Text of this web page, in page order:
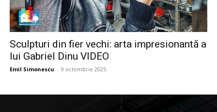
Sculpturi din fier vechi: arta impresionantă a
lui Gabriel Dinu VIDEO
Emil Simonescu - 9 octombrie 2025